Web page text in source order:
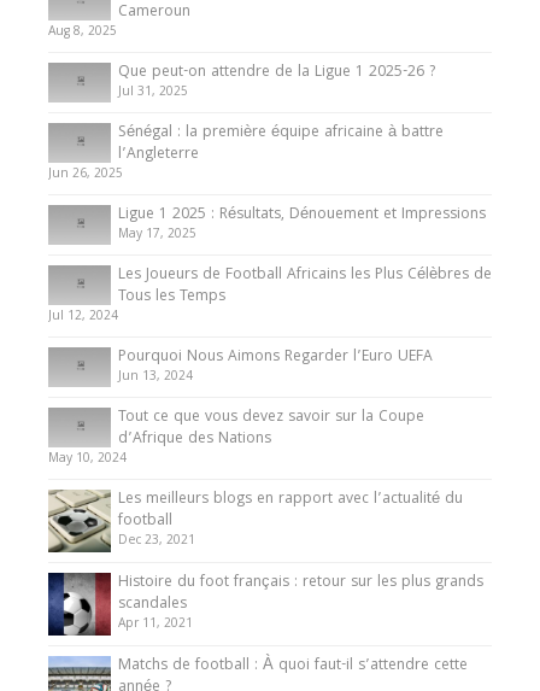
d’Afrique des Nations
10 May 2024
Internationales
Présentation de l’équipe nationale de football
du Cameroun
8 August 2025
Cameroun
Aug 8, 2025
Que peut-on attendre de la Ligue 1 2025-26 ?
Jul 31, 2025
Sénégal : la première équipe africaine à battre
l’Angleterre
Jun 26, 2025
Ligue 1 2025 : Résultats, Dénouement et Impressions
May 17, 2025
Les Joueurs de Football Africains les Plus Célèbres de
Tous les Temps
Jul 12, 2024
Pourquoi Nous Aimons Regarder l’Euro UEFA
Jun 13, 2024
Tout ce que vous devez savoir sur la Coupe
d’Afrique des Nations
May 10, 2024
Les meilleurs blogs en rapport avec l’actualité du
football
Dec 23, 2021
Histoire du foot français : retour sur les plus grands
scandales
Apr 11, 2021
Matchs de football : À quoi faut-il s’attendre cette